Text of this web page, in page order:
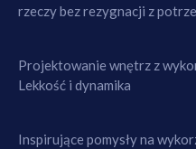
rzeczy bez rezygnacji z
Projektowanie wnętrz z
Lekkość i dynamika
Inspirujące pomysły na